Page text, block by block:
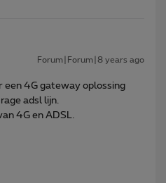
Forum|Forum|8 years ago
een 4G gateway oplossing
adsl lijn.
4G en ADSL.